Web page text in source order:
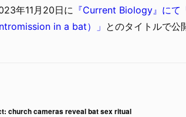
年11月20日に 『Current Biology』にて
in a bat）」 とのタイトルで公
church cameras reveal bat sex ritual